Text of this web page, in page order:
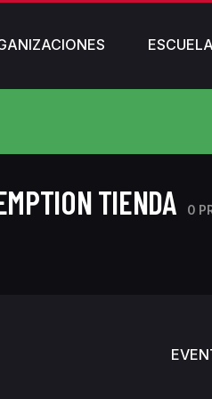
TIENDA 0